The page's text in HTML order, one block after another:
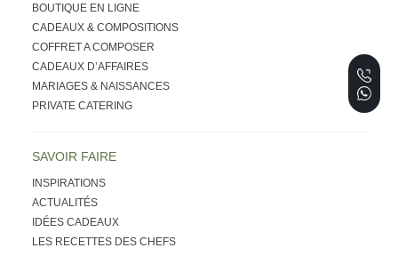
BOUTIQUE EN LIGNE
CADEAUX & COMPOSITIONS
COFFRET A COMPOSER
CADEAUX D’AFFAIRES
MARIAGES & NAISSANCES
PRIVATE CATERING
SAVOIR FAIRE
INSPIRATIONS
ACTUALITÉS
IDÉES CADEAUX
LES RECETTES DES CHEFS